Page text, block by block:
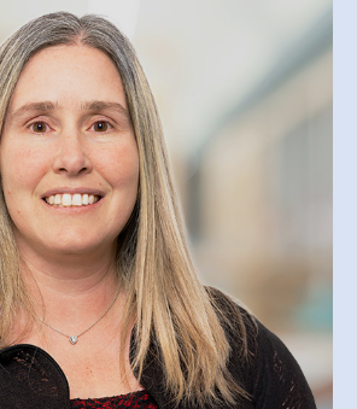
ANNICK LAVALLÉE
alavallee@csfoy.ca